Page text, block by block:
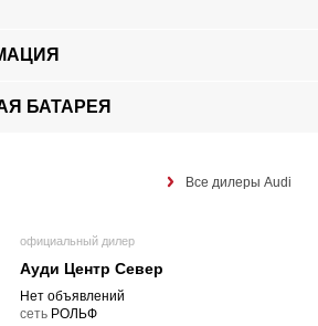
БАТАРЕЯ
Все дилеры Audi
официальный дилер
Ауди Центр Север
Нет объявлений
cеть РОЛЬФ